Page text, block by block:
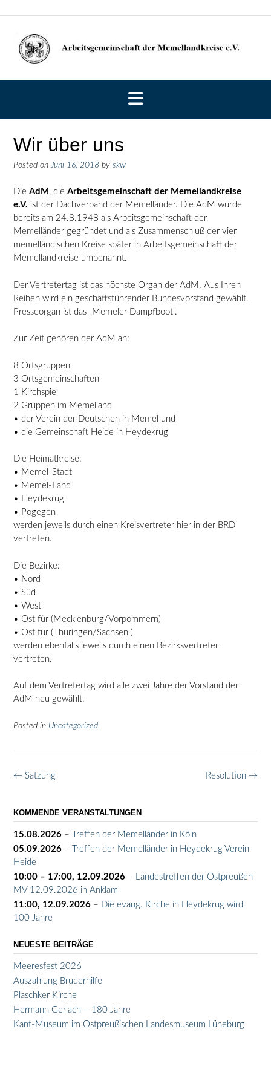
Wir über uns
Posted on Juni 16, 2018 by skw
Die AdM , die Arbeitsgemeinschaft der Memellandkreise
e.V. ist der Dachverband der Memelländer. Die AdM wurde
bereits am 24.8.1948 als Arbeitsgemeinschaft der
Memelländer gegründet und als Zusammenschluß der vier
memelländischen Kreise später in Arbeitsgemeinschaft der
Memellandkreise umbenannt.
Der Vertretertag ist das höchste Organ der AdM. Aus Ihren
Reihen wird ein geschäftsführender Bundesvorstand gewählt.
Presseorgan ist das „Memeler Dampfboot“.
Zur Zeit gehören der AdM an:
8 Ortsgruppen
3 Ortsgemeinschaften
1 Kirchspiel
2 Gruppen im Memelland
• der Verein der Deutschen in Memel und
• die Gemeinschaft Heide in Heydekrug
Die Heimatkreise:
• Memel-Stadt
• Memel-Land
• Heydekrug
• Pogegen
werden jeweils durch einen Kreisvertreter hier in der BRD
vertreten.
Die Bezirke:
• Nord
• Süd
• West
• Ost für (Mecklenburg/Vorpommern)
• Ost für (Thüringen/Sachsen )
werden ebenfalls jeweils durch einen Bezirksvertreter
vertreten.
Auf dem Vertretertag wird alle zwei Jahre der Vorstand der
AdM neu gewählt.
Posted in Uncategorized
Post
Resolution →
← Satzung
KOMMENDE VERANSTALTUNGEN
15.08.2026 –
Treffen der Memelländer in Köln
05.09.2026 –
Treffen der Memelländer in Heydekrug Verein
Heide
10:00 – 17:00, 12.09.2026 – Landestreffen der Ostpreußen
MV 12.09.2026 in Anklam
11:00, 12.09.2026 – Die evang. Kirche in Heydekrug wird
100 Jahre
NEUESTE BEITRÄGE
Meeresfest 2026
Auszahlung Bruderhilfe
Plaschker Kirche
Hermann Gerlach – 180 Jahre
Kant-Museum im Ostpreußischen Landesmuseum Lüneburg